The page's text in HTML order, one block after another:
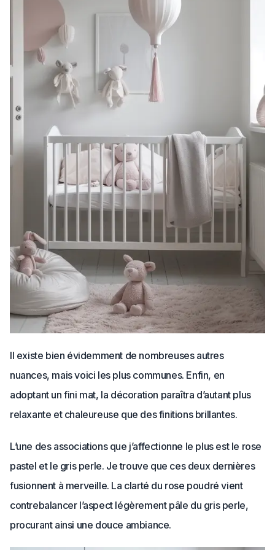
Il existe bien évidemment de nombreuses autres
nuances, mais voici les plus communes. Enfin, en
adoptant un fini mat, la décoration paraîtra d’autant plus
relaxante et chaleureuse que des finitions brillantes.
L’une des associations que j’affectionne le plus est le rose
pastel et le gris perle. Je trouve que ces deux dernières
fusionnent à merveille. La clarté du rose poudré vient
contrebalancer l’aspect légèrement pâle du gris perle,
procurant ainsi une douce ambiance.